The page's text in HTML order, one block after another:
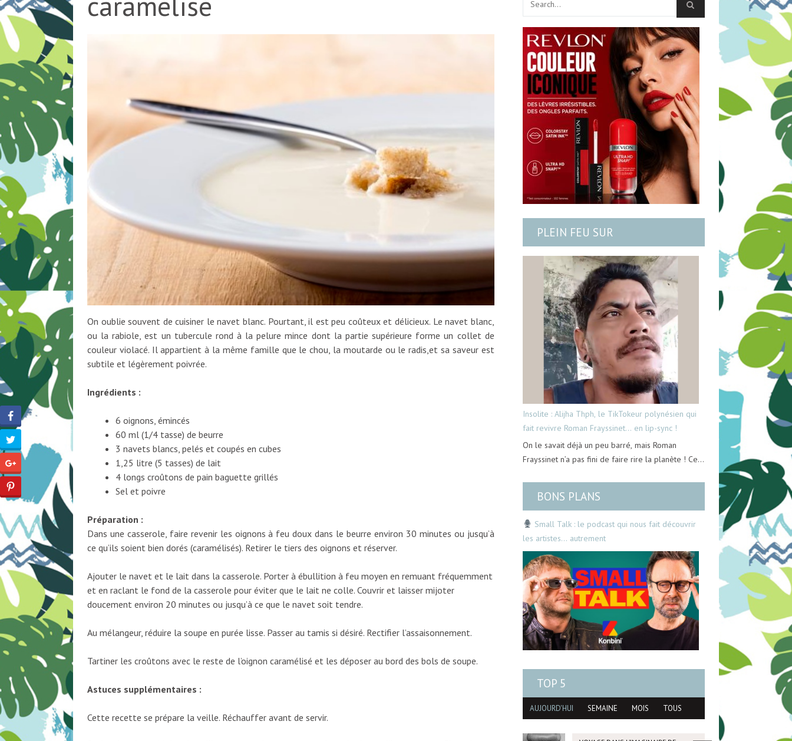
On oublie souvent de cuisiner le navet blanc. Pourtant, il est peu coûteux et délicieux. Le navet blanc,
ou la rabiole, est un tubercule rond à la pelure mince dont la partie supérieure forme un collet de
couleur violacé. Il appartient à la même famille que le chou, la moutarde ou le radis,et sa saveur est
subtile et légèrement poivrée.
Ingrédients :
6 oignons, émincés
60 ml (1/4 tasse) de beurre
3 navets blancs, pelés et coupés en cubes
1,25 litre (5 tasses) de lait
4 longs croûtons de pain baguette grillés
Sel et poivre
Préparation :
Dans une casserole, faire revenir les oignons à feu doux dans le beurre environ 30 minutes ou jusqu’à
ce qu’ils soient bien dorés (caramélisés). Retirer le tiers des oignons et réserver.
Ajouter le navet et le lait dans la casserole. Porter à ébullition à feu moyen en remuant fréquemment
et en raclant le fond de la casserole pour éviter que le lait ne colle. Couvrir et laisser mijoter
doucement environ 20 minutes ou jusqu’à ce que le navet soit tendre.
Au mélangeur, réduire la soupe en purée lisse. Passer au tamis si désiré. Rectifier l’assaisonnement.
Tartiner les croûtons avec le reste de l’oignon caramélisé et les déposer au bord des bols de soupe.
Astuces supplémentaires :
Cette recette se prépare la veille. Réchauffer avant de servir.
PLEIN FEU SUR
Insolite : Alijha Thph, le TikTokeur polynésien qui
fait revivre Roman Frayssinet… en lip-sync !
On le savait déjà un peu barré, mais Roman
Frayssinet n’a pas fini de faire rire la planète ! Ce…
BONS PLANS
Small Talk : le podcast qui nous fait découvrir
les artistes… autrement
TOP 5
AUJOURD'HUI SEMAINE MOIS TOUS